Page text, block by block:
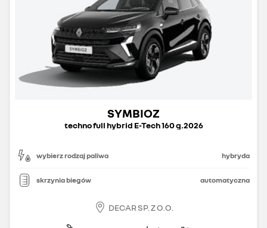
SYMBIOZ
techno full hybrid E-Tech 160 g.2026
wybierz rodzaj paliwa hybryda
skrzynia biegów automatyczna
DECAR SP. Z O.O.